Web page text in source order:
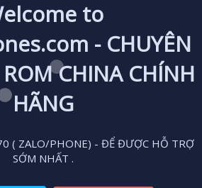
to
- CHUYÊN
CHINA CHÍNH
HÃNG
( ZALO/PHONE) - ĐỂ ĐƯỢC HỖ TRỢ
SỚM NHẤT .